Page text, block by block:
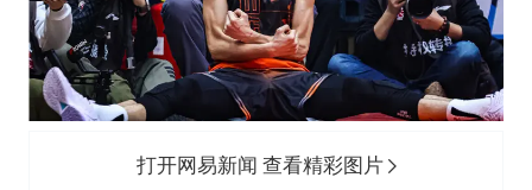
打开网易新闻 查看精彩图片